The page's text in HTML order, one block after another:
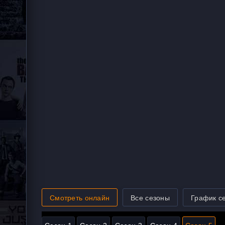
Смотреть онлайн Все сезоны График